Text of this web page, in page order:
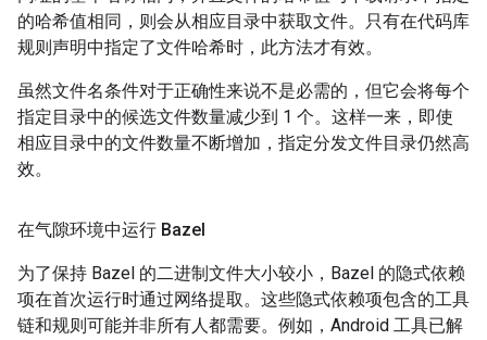
的哈希值相同，则会从相应目录中获取文件。只有在代码库
规则声明中指定了文件哈希时，此方法才有效。
虽然文件名条件对于正确性来说不是必需的，但它会将每个
指定目录中的候选文件数量减少到 1 个。这样一来，即使
相应目录中的文件数量不断增加，指定分发文件目录仍然高
效。
在气隙环境中运行 Bazel
为了保持 Bazel 的二进制文件大小较小，Bazel 的隐式依赖
项在首次运行时通过网络提取。这些隐式依赖项包含的工具
链和规则可能并非所有人都需要。例如，Android 工具已解